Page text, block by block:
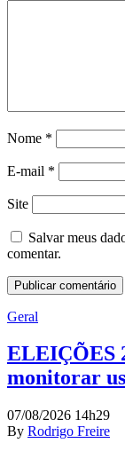
Nome *
E-mail *
Site
Salvar meus
comentar.
Geral
ELEIÇÕES
monitorar
07/08/2026 14h29
By Rodrigo Freire